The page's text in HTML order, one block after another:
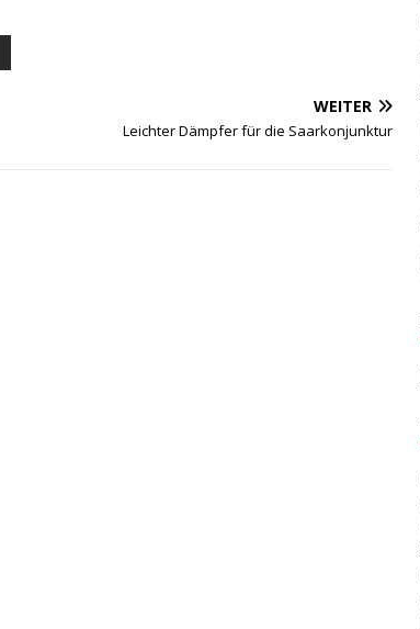
WEITER
Leichter Dämpfer für die Saarkonjunktur